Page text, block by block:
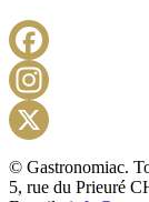
© Gastronomiac.
5, rue du Prieuré